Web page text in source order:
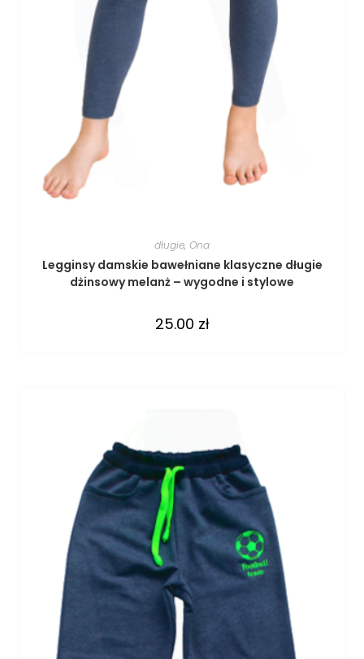
długie, Ona
Legginsy damskie bawełniane klasyczne długie
dżinsowy melanż – wygodne i stylowe
25.00 zł